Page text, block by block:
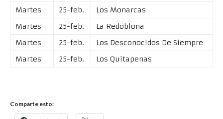
Martes
25-feb.
Los Monarcas
Martes
25-feb.
La Redoblona
Martes
25-feb.
Los Desconocidos De Siempre
Martes
25-feb. Los Quitapenas
Comparte esto: